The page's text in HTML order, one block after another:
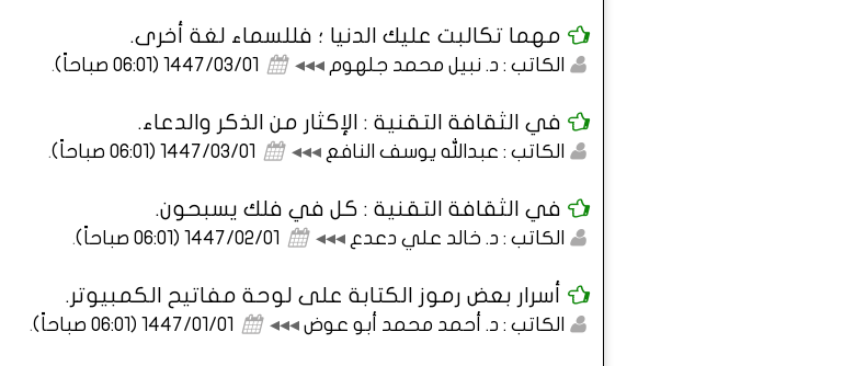
مهما تكالبت عليك الدنيا ؛ فللسماء لغة أخرى.
الكاتب : د. نبيل محمد جلهوم ◂◂◂ 1447/03/01 (06:01 صباحاً) .
في الثقافة التقنية : الإكثار من الذكر والدعاء.
الكاتب : عبدالله يوسف النافع ◂◂◂ 1447/03/01 (06:01 صباحاً) .
في الثقافة التقنية : كل في فلك يسبحون.
الكاتب : د. خالد علي دعدع ◂◂◂ 1447/02/01 (06:01 صباحاً) .
أسرار بعض رموز الكتابة على لوحة مفاتيح الكمبيوتر.
الكاتب : د. أحمد محمد أبو عوض ◂◂◂ 1447/01/01 (06:01 صباحاً) .